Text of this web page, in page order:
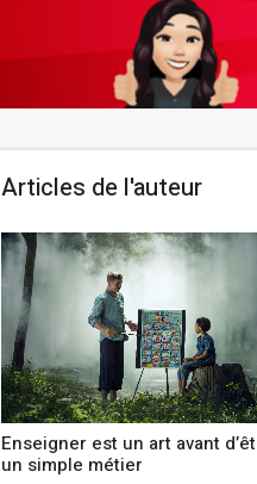
Articles de l'auteur
Enseigner est un art avant
un simple métier